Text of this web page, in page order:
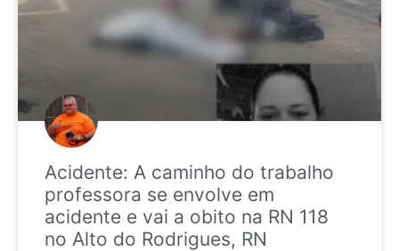
Acidente: A caminho do trabalho
professora se envolve em
acidente e vai a obito na RN 118
no Alto do Rodrigues, RN